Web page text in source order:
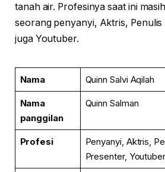
tanah air. Profesinya saat ini
seorang penyanyi, Aktris,
juga Youtuber.
Nama Quinn Salvi Aqilah
Nama
panggilan
Quinn Salman
Profesi
Penyanyi, Aktris,
Presenter, Youtuber